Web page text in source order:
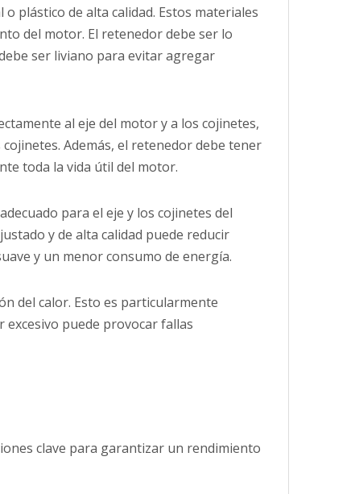
plástico de alta calidad. Estos materiales
del motor. El retenedor debe ser lo
ser liviano para evitar agregar
al eje del motor y a los cojinetes,
Además, el retenedor debe tener
toda la vida útil del motor.
para el eje y los cojinetes del
y de alta calidad puede reducir
y un menor consumo de energía.
del calor. Esto es particularmente
puede provocar fallas
clave para garantizar un rendimiento